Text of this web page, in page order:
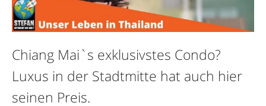
Chiang Mai`s exklusivstes Condo?
Luxus in der Stadtmitte hat auch hier
seinen Preis.